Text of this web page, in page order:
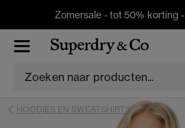
Zomersale - tot 50% korting -
HOODIES EN SWEATSHIRTS